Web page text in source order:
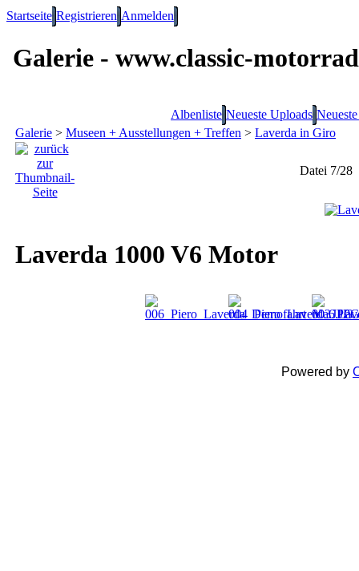
Startseite Registrieren Anmelden
Galerie - www.classic-
Albenliste Neueste Uploads
Galerie > Museen + Ausstellungen + Treffen > Laverda in Giro
Datei 7/28
Laverda 1000 V6 Motor
Powered by